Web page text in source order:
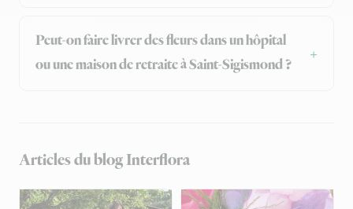
Peut-on faire livrer des fleurs dans un hôpital
ou une maison de retraite à Saint-Sigismond ?
Articles du blog Interflora